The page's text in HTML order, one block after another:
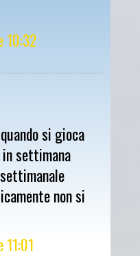
10:32
si gioca
in settimana
non si